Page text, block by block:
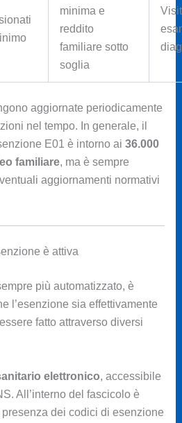
minima e
reddito
familiare sotto
soglia
aggiornate periodicamente
nel tempo. In generale, il
E01 è intorno ai 36.000
familiare, ma è sempre
aggiornamenti normativi
è attiva
più automatizzato, è
l’esenzione sia effettivamente
fatto attraverso diversi
elettronico, accessibile
All’interno del fascicolo è
dei codici di esenzione